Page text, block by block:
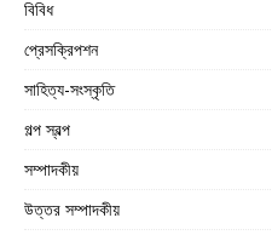
বিবিধ
প্রেসক্রিপশন
সাহিত্য-সংস্কৃতি
গল্প স্বল্প
সম্পাদকীয়
উত্তর সম্পাদকীয়